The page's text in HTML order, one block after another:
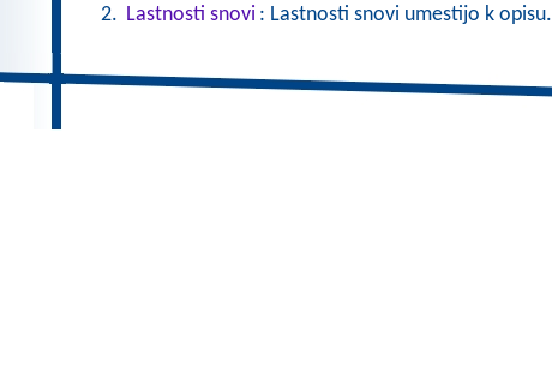
Lastnosti snovi : Lastnosti snovi umestijo k opisu.